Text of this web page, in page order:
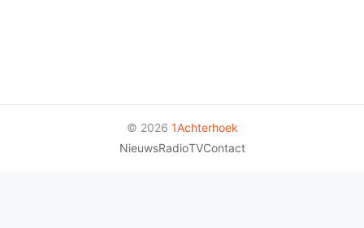
© 2026 1Achterhoek
NieuwsRadioTVContact